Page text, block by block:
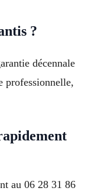
?
décennale
professionnelle,
au 06 28 31 86